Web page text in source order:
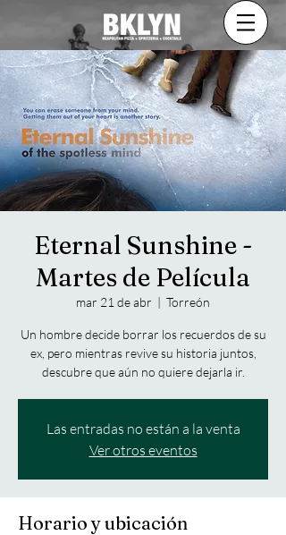
Eternal Sunshine -
Martes de Película
mar 21 de abr
  |
Torreón
Un hombre decide borrar los recuerdos de su
ex, pero mientras revive su historia juntos,
descubre que aún no quiere dejarla ir.
Las entradas no están a la venta
Ver otros eventos
Horario y ubicación